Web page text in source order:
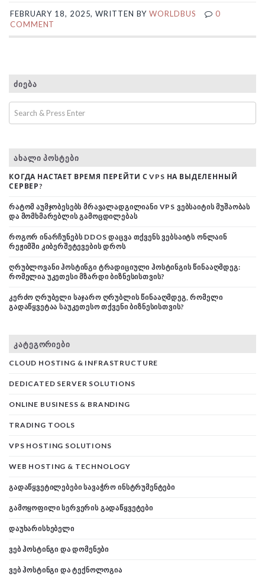
FEBRUARY 18, 2025, WRITTEN BYWORLDBUS
0
COMMENT
ᲫᲘᲔᲑᲐ
ᲐᲮᲐᲚᲘ ᲞᲝᲡᲢᲔᲑᲘ
КОГДА НАСТАЕТ ВРЕМЯ ПЕРЕЙТИ С VPS НА ВЫДЕЛЕННЫЙ
СЕРВЕР?
ᲠᲐᲢᲝᲛ ᲐᲣᲛᲯᲝᲑᲔᲡᲔᲑᲡ ᲛᲠᲐᲕᲐᲚᲐᲓᲒᲘᲚᲘᲐᲜᲘ VPS ᲕᲔᲑᲡᲐᲘᲢᲘᲡ ᲛᲣᲨᲐᲝᲑᲐᲡ
ᲓᲐ ᲛᲝᲛᲮᲛᲐᲠᲔᲑᲚᲘᲡ ᲒᲐᲛᲝᲪᲓᲘᲚᲔᲑᲐᲡ
ᲠᲝᲒᲝᲠ ᲘᲜᲐᲠᲩᲣᲜᲔᲑᲡ DDOS ᲓᲐᲪᲕᲐ ᲗᲥᲕᲔᲜᲡ ᲕᲔᲑᲡᲐᲘᲢᲡ ᲝᲜᲚᲐᲘᲜ
ᲠᲔᲟᲘᲛᲨᲘ ᲙᲘᲑᲔᲠᲨᲔᲢᲔᲕᲔᲑᲘᲡ ᲓᲠᲝᲡ
ᲦᲠᲣᲑᲚᲝᲕᲐᲜᲘ ᲰᲝᲡᲢᲘᲜᲒᲘ ᲢᲠᲐᲓᲘᲪᲘᲣᲚᲘ ᲰᲝᲡᲢᲘᲜᲒᲘᲡ ᲬᲘᲜᲐᲐᲦᲛᲓᲔᲒ:
ᲠᲝᲛᲔᲚᲘᲐ ᲣᲙᲔᲗᲔᲡᲘ ᲛᲖᲐᲠᲓᲘ ᲑᲘᲖᲜᲔᲡᲘᲡᲗᲕᲘᲡ?
ᲙᲔᲠᲫᲝ ᲦᲠᲣᲑᲔᲚᲘ ᲡᲐᲯᲐᲠᲝ ᲦᲠᲣᲑᲚᲘᲡ ᲬᲘᲜᲐᲐᲦᲛᲓᲔᲒ, ᲠᲝᲛᲔᲚᲘ
ᲒᲐᲓᲐᲬᲧᲕᲔᲢᲐᲐ ᲡᲐᲣᲙᲔᲗᲔᲡᲝ ᲗᲥᲕᲔᲜᲘ ᲑᲘᲖᲜᲔᲡᲘᲡᲗᲕᲘᲡ?
ᲙᲐᲢᲔᲒᲝᲠᲘᲔᲑᲘ
CLOUD HOSTING & INFRASTRUCTURE
DEDICATED SERVER SOLUTIONS
ONLINE BUSINESS & BRANDING
TRADING TOOLS
VPS HOSTING SOLUTIONS
WEB HOSTING & TECHNOLOGY
ᲒᲐᲓᲐᲬᲧᲕᲔᲢᲘᲚᲔᲑᲔᲑᲘ ᲡᲐᲕᲐᲭᲠᲝ ᲘᲜᲡᲢᲠᲣᲛᲔᲜᲢᲔᲑᲘ
ᲒᲐᲛᲝᲧᲝᲤᲘᲚᲘ ᲡᲔᲠᲕᲔᲠᲘᲡ ᲒᲐᲓᲐᲬᲧᲕᲔᲢᲔᲑᲘ
ᲓᲐᲣᲮᲐᲠᲘᲡᲮᲔᲑᲔᲚᲘ
ᲕᲔᲑ ᲰᲝᲡᲢᲘᲜᲒᲘ ᲓᲐ ᲓᲝᲛᲔᲜᲔᲑᲘ
ᲕᲔᲑ ᲰᲝᲡᲢᲘᲜᲒᲘ ᲓᲐ ᲢᲔᲥᲜᲝᲚᲝᲒᲘᲐ